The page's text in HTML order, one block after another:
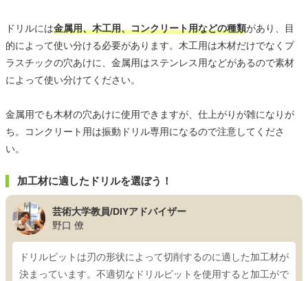
ドリルには金属用、木工用、コンクリート用などの種類があり、目
的によって使い分ける必要があります。木工用は木材だけでなくプ
ラスチックの穴あけに、金属用はステンレス用などがあるので素材
によって使い分けてください。
金属用でも木材の穴あけに使用できますが、仕上がりが雑になりが
ち。コンクリート用は振動ドリル専用になるので注意してくださ
い。
加工材に適したドリルを選ぼう！
芸術大学教員/DIYアドバイザー
野口 僚
ドリルビットは刃の形状によって切削するのに適した加工材が
決まっています。不適切なドリルビットを使用すると加工がで